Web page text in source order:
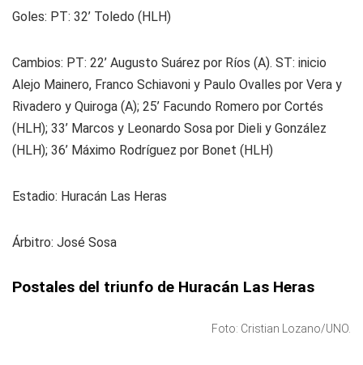
Goles: PT: 32’ Toledo (HLH)
Cambios: PT: 22’ Augusto Suárez por Ríos (A). ST: inicio
Alejo Mainero, Franco Schiavoni y Paulo Ovalles por Vera y
Rivadero y Quiroga (A); 25’ Facundo Romero por Cortés
(HLH); 33’ Marcos y Leonardo Sosa por Dieli y González
(HLH); 36’ Máximo Rodríguez por Bonet (HLH)
Estadio: Huracán Las Heras
Árbitro: José Sosa
Postales del triunfo de Huracán Las Heras
Foto: Cristian Lozano/UNO.